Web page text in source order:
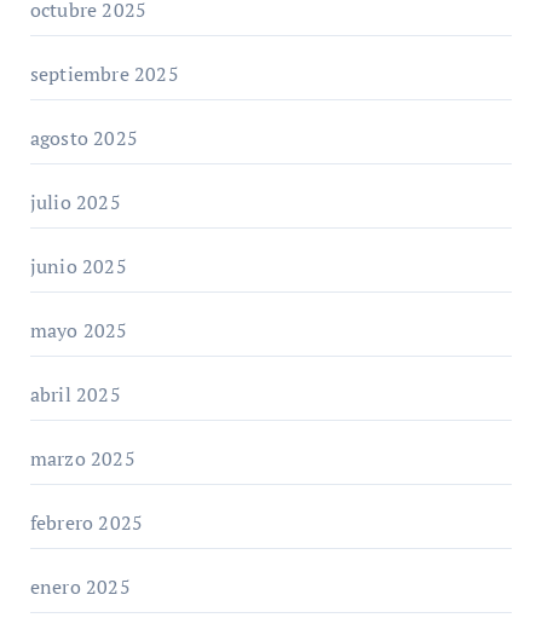
octubre 2025
septiembre 2025
agosto 2025
julio 2025
junio 2025
mayo 2025
abril 2025
marzo 2025
febrero 2025
enero 2025